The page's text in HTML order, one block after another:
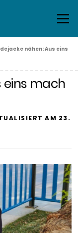
Menu
nähen: Aus eins
eins mach
AM 23.